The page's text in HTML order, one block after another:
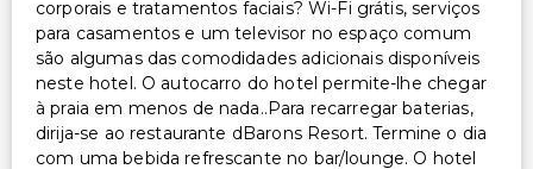
corporais e tratamentos faciais? Wi-Fi grátis, serviços
para casamentos e um televisor no espaço comum
são algumas das comodidades adicionais disponíveis
neste hotel. O autocarro do hotel permite-lhe chegar
à praia em menos de nada..Para recarregar baterias,
dirija-se ao restaurante dBarons Resort. Termine o dia
com uma bebida refrescante no bar/lounge. O hotel